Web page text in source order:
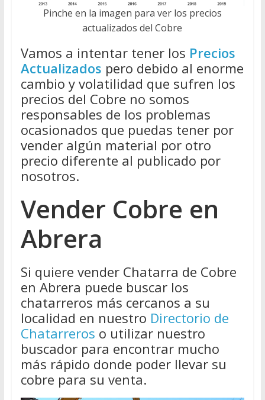
Pinche en la imagen para ver los precios
actualizados del Cobre
Vamos a intentar tener los Precios
Actualizados pero debido al enorme
cambio y volatilidad que sufren los
precios del Cobre no somos
responsables de los problemas
ocasionados que puedas tener por
vender algún material por otro
precio diferente al publicado por
nosotros.
Vender Cobre en
Abrera
Si quiere vender Chatarra de Cobre
en Abrera puede buscar los
chatarreros más cercanos a su
localidad en nuestro Directorio de
Chatarreros o utilizar nuestro
buscador para encontrar mucho
más rápido donde poder llevar su
cobre para su venta.